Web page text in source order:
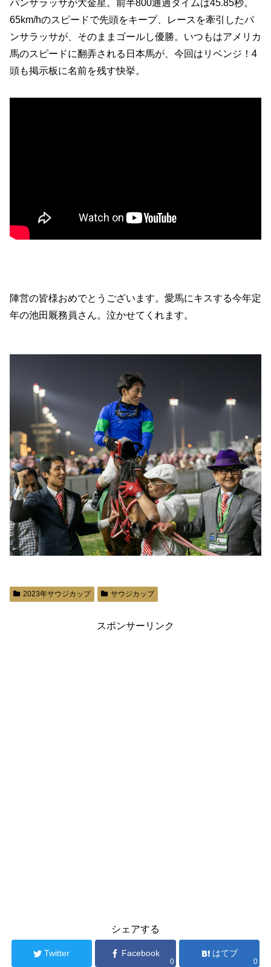
パンサラッサが大金星。前半800通過タイムは45.85秒。
65km/hのスピードで先頭をキープ、レースを牽引したパ
ンサラッサが、そのままゴールし優勝。いつもはアメリカ
馬のスピードに翻弄される日本馬が、今回はリベンジ！4
頭も掲示板に名前を残す快挙。
陣営の皆様おめでとうございます。愛馬にキスする今年定
年の池田厩務員さん。泣かせてくれます。
2023年サウジカップ サウジカップ
スポンサーリンク
シェアする
Twitter Facebook
0
はてブ
0